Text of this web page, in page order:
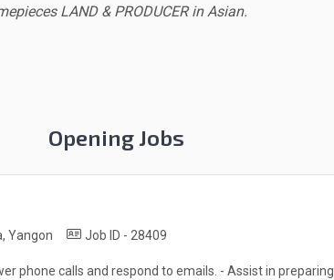
LAND & PRODUCER in Asian.
Opening Jobs
Yangon Job ID - 28409
phone calls and respond to emails. - Assist in preparing